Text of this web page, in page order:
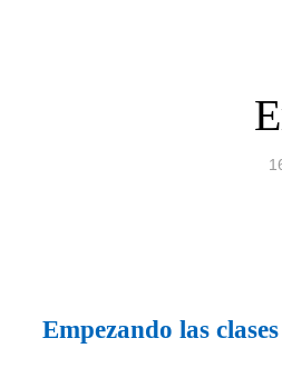
Empezando las clases